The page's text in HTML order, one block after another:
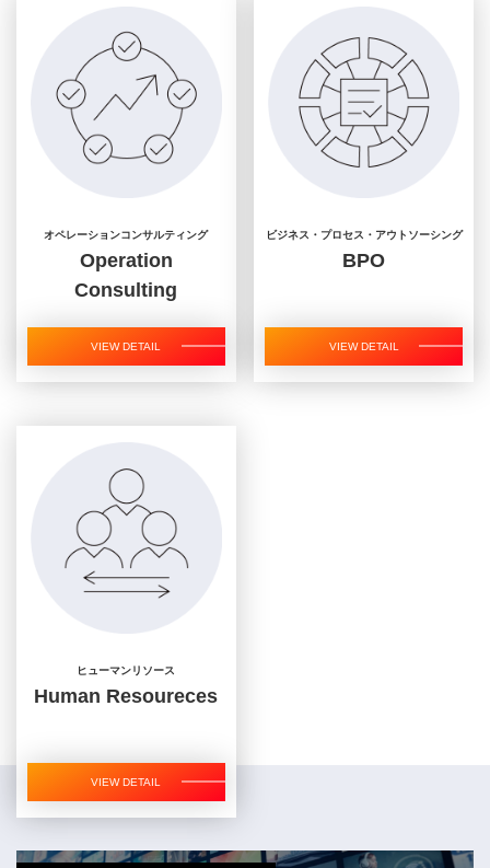
オペレーションコンサルティング
Operation
Consulting
VIEW DETAIL
ビジネス・プロセス・アウトソーシング
BPO
VIEW DETAIL
ヒューマンリソース
Human Resoureces
VIEW DETAIL